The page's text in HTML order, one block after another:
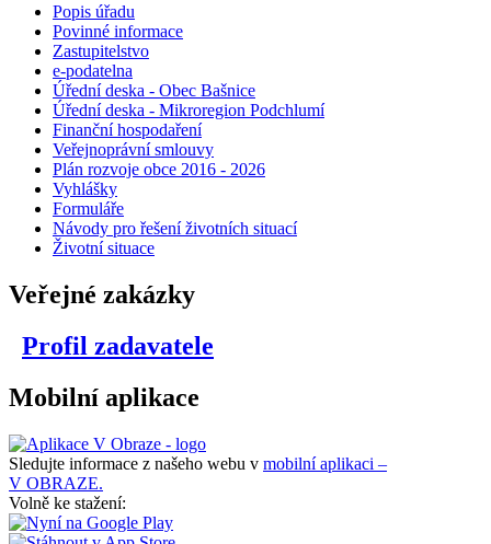
Popis úřadu
Povinné informace
Zastupitelstvo
e-podatelna
Úřední deska - Obec Bašnice
Úřední deska - Mikroregion Podchlumí
Finanční hospodaření
Veřejnoprávní smlouvy
Plán rozvoje obce 2016 - 2026
Vyhlášky
Formuláře
Návody pro řešení životních situací
Životní situace
Veřejné zakázky
Profil zadavatele
Mobilní aplikace
Sledujte informace z našeho webu v mobilní aplikaci –
V OBRAZE.
Volně ke stažení: